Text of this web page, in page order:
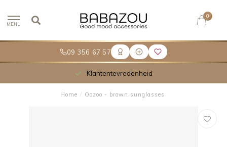
09 356 67 57
MENU
0
Klantentevredenheid
Home / Oozoo - brown sunglasses